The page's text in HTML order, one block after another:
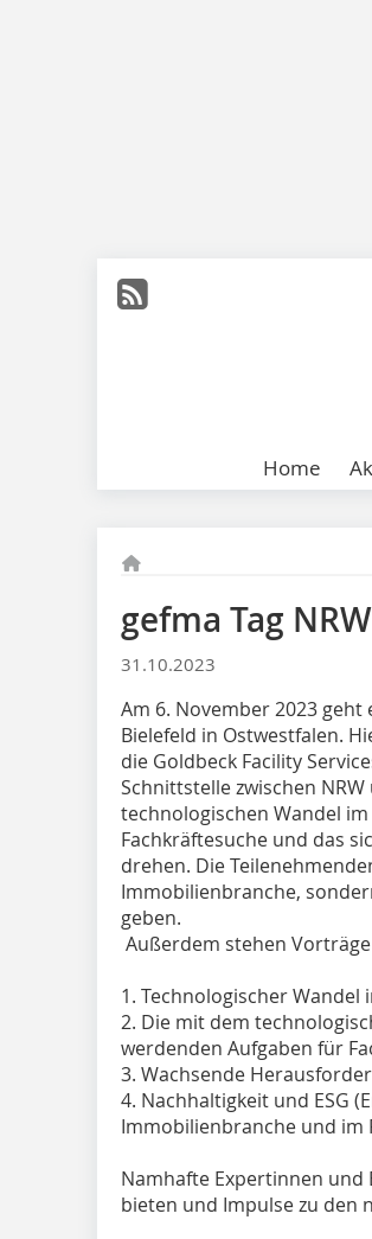
Home
gefma Tag
31.10.2023
Am 6. November 2023 geht
Bielefeld in Ostwestfalen.
die Goldbeck Facility
Schnittstelle zwischen
technologischen Wandel
Fachkräftesuche und das
drehen. Die
Immobilienbranche,
geben.
Außerdem stehen
1. Technologischer
2. Die mit dem
werdenden Aufgaben für
3. Wachsende
4. Nachhaltigkeit und ESG
Immobilienbranche und im
Namhafte Expertinnen und
bieten und Impulse zu den